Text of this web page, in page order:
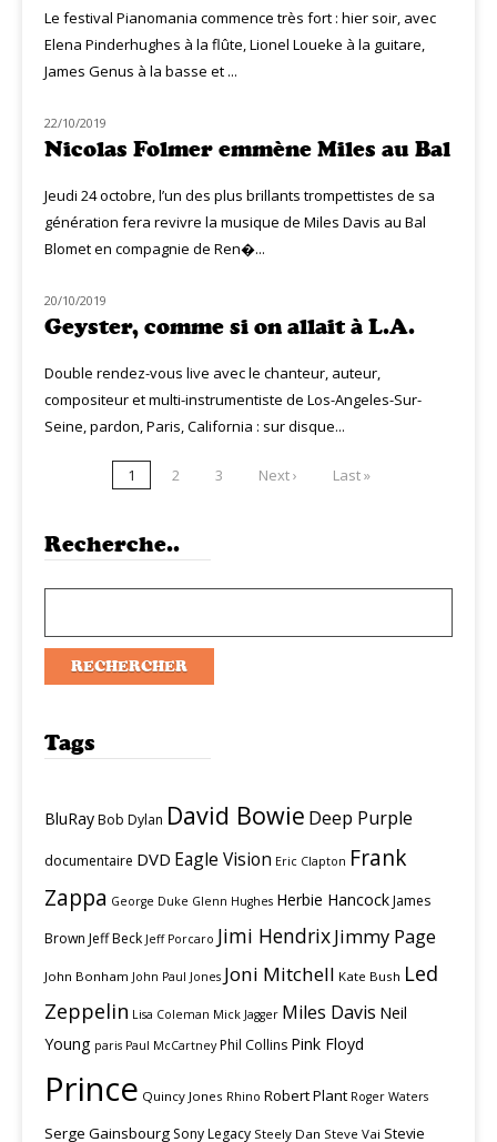
Le festival Pianomania commence très fort : hier soir, avec
Elena Pinderhughes à la flûte, Lionel Loueke à la guitare,
James Genus à la basse et ...
LIVE MUZIQ
22/10/2019
Nicolas Folmer emmène Miles au Bal
Jeudi 24 octobre, l’un des plus brillants trompettistes de sa
génération fera revivre la musique de Miles Davis au Bal
Blomet en compagnie de Ren�...
LIVE MUZIQ
20/10/2019
Geyster, comme si on allait à L.A.
Double rendez-vous live avec le chanteur, auteur,
compositeur et multi-instrumentiste de Los-Angeles-Sur-
Seine, pardon, Paris, California : sur disque...
1 2 3 Next › Last »
Recherche..
Tags
BluRayBob Dylan David Bowie Deep Purple
documentaire DVD Eagle Vision Eric Clapton Frank
Zappa George Duke Glenn Hughes Herbie HancockJames
Brown Jeff Beck Jeff Porcaro Jimi HendrixJimmy Page
John Bonham John Paul Jones Joni Mitchell Kate Bush Led
Zeppelin Lisa Coleman Mick Jagger Miles Davis Neil
Young paris Paul McCartney Phil Collins Pink Floyd
Prince Quincy Jones Rhino Robert Plant Roger Waters
Serge Gainsbourg Sony Legacy Steely Dan Steve Vai Stevie